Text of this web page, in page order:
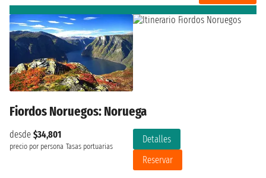
Fiordos Noruegos: Noruega
desde $34,801
precio por persona Tasas portuarias
Detalles
Reservar